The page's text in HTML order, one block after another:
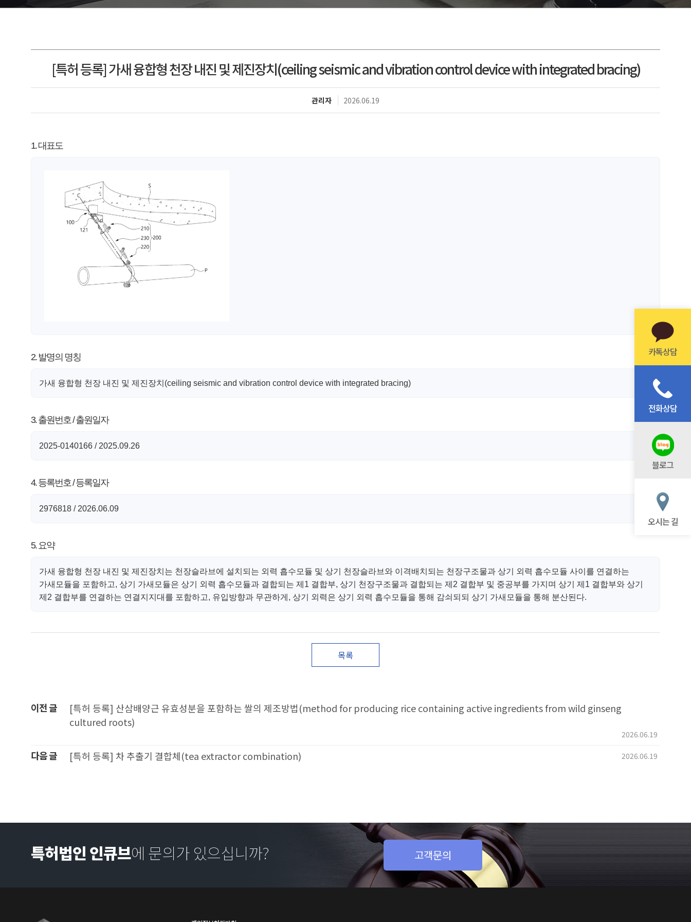
[특허 등록] 가새 융합형 천장 내진 및 제진장치(ceiling seismic and vibration control device with integrated bracing)
관리자 2026.06.19
1. 대표도
2. 발명의 명칭
가새 융합형 천장 내진 및 제진장치(ceiling seismic and vibration control device with integrated bracing)
3. 출원번호 / 출원일자
2025-0140166 / 2025.09.26
4. 등록번호 / 등록일자
2976818 / 2026.06.09
5. 요약
가새 융합형 천장 내진 및 제진장치는 천장슬라브에 설치되는 외력 흡수모듈 및 상기 천장슬라브와 이격배치되는 천장구조물과 상기 외력 흡수모듈 사이를 연결하는
가새모듈을 포함하고, 상기 가새모듈은 상기 외력 흡수모듈과 결합되는 제1 결합부, 상기 천장구조물과 결합되는 제2 결합부 및 중공부를 가지며 상기 제1 결합부와 상기
제2 결합부를 연결하는 연결지지대를 포함하고, 유입방향과 무관하게, 상기 외력은 상기 외력 흡수모듈을 통해 감쇠되되 상기 가새모듈을 통해 분산된다.
목록
이전 글
[특허 등록] 산삼배양근 유효성분을 포함하는 쌀의 제조방법(method for producing rice containing active ingredients from wild ginseng
cultured roots)
2026.06.19
다음 글 [특허 등록] 차 추출기 결합체(tea extractor combination) 2026.06.19
특허법인 인큐브에 문의가 있으십니까? 고객문의
카톡상담
전화상담
블로그
오시는 길